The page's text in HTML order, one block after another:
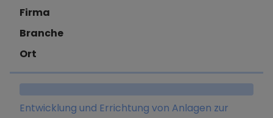
Firma
Branche
Ort
Entwicklung und Errichtung von Anlagen zur